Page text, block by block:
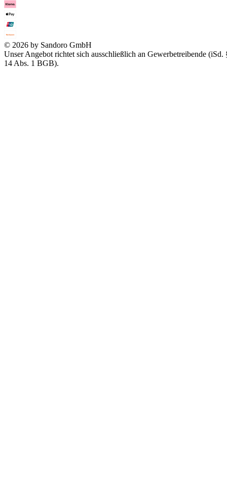
© 2026 by Sandoro GmbH
Unser Angebot richtet sich ausschließlich an Gewerbetreibende (iSd.
14 Abs. 1 BGB).